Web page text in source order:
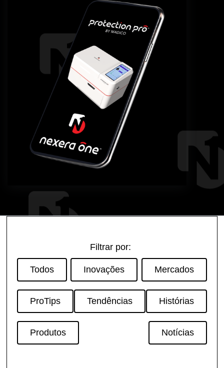
Filtrar por:
Todos Inovações Mercados
ProTips Tendências Histórias
Produtos Notícias